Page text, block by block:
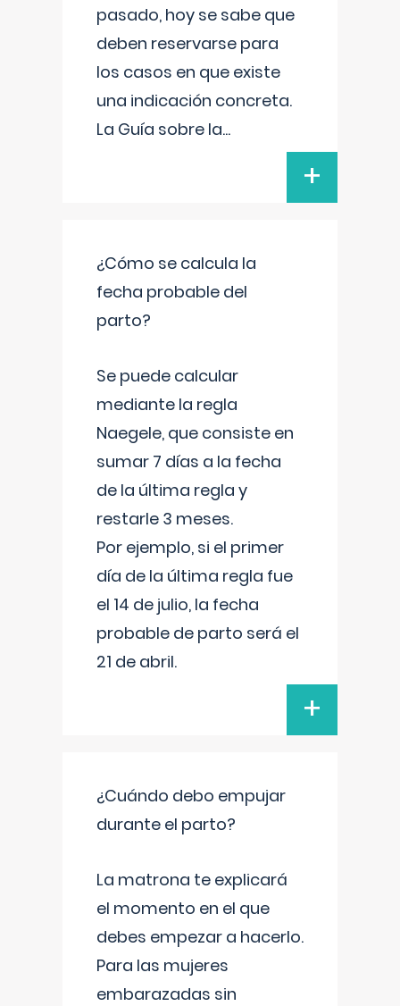
pasado, hoy se sabe que
deben reservarse para
los casos en que existe
una indicación concreta.
La Guía sobre la...
+
¿Cómo se calcula la
fecha probable del
parto?
Se puede calcular
mediante la regla
Naegele, que consiste en
sumar 7 días a la fecha
de la última regla y
restarle 3 meses.
Por ejemplo, si el primer
día de la última regla fue
el 14 de julio, la fecha
probable de parto será el
21 de abril.
+
¿Cuándo debo empujar
durante el parto?
La matrona te explicará
el momento en el que
debes empezar a hacerlo.
Para las mujeres
embarazadas sin